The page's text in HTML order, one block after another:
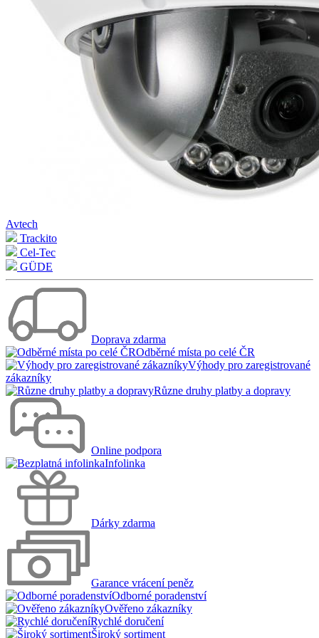
Avtech
Trackito
Cel-Tec
GÜDE
Doprava zdarma
Odběrné místa po celé ČR
Výhody pro zaregistrované
zákazníky
Různe druhy platby a dopravy
Online podpora
Infolinka
Dárky zdarma
Garance vrácení peněz
Odborné poradenství
Ověřeno zákazníky
Rychlé doručení
Široký sortiment